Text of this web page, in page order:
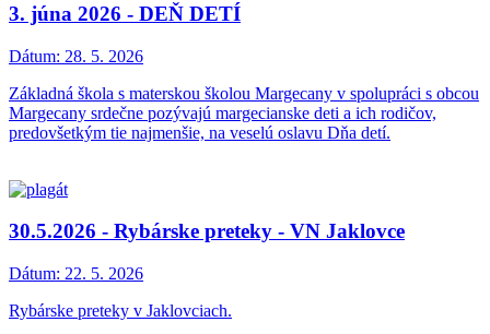
3. júna 2026 - DEŇ DETÍ
Dátum: 28. 5. 2026
Základná škola s materskou školou Margecany v spolupráci s obcou
Margecany srdečne pozývajú margecianske deti a ich rodičov,
predovšetkým tie najmenšie, na veselú oslavu Dňa detí.
30.5.2026 - Rybárske preteky - VN Jaklovce
Dátum: 22. 5. 2026
Rybárske preteky v Jaklovciach.